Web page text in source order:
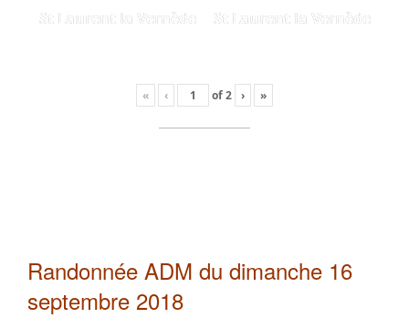
St Laurent la Vernède St Laurent la Vernède
« ‹ of2 › »
Randonnée ADM du dimanche 16
septembre 2018